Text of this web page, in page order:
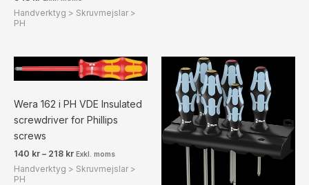
Handverktyg > Skruvmejslar >
PH
Wera 162 i PH VDE Insulated
screwdriver for Phillips
screws
140 kr – 218 kr
Prisintervall:
140 kr175 kr
till
Exkl. moms
Handverktyg > Skruvmejslar >
PH